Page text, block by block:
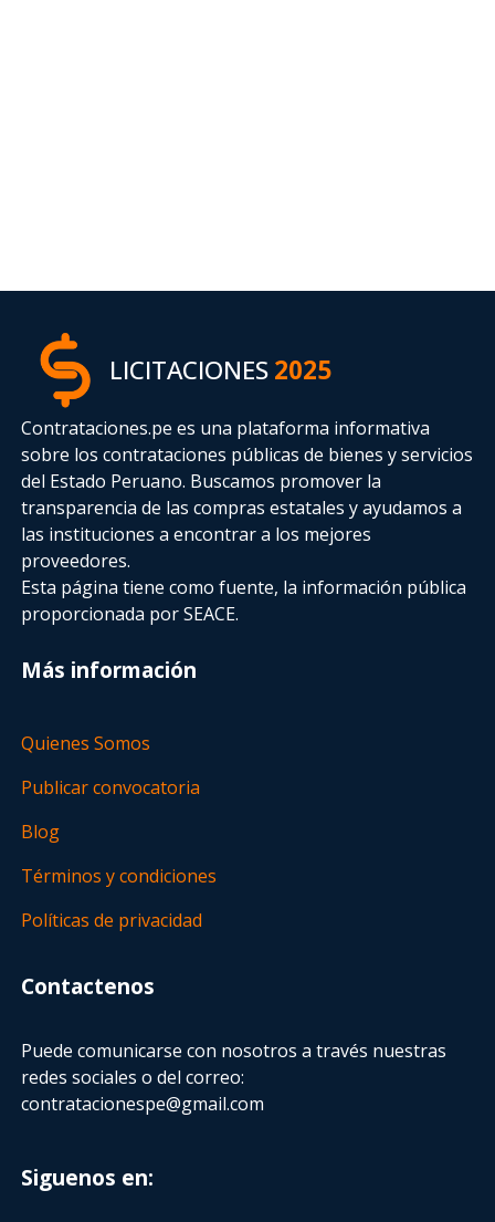
LICITACIONES2025
Contrataciones.pe es una plataforma informativa
sobre los contrataciones públicas de bienes y servicios
del Estado Peruano. Buscamos promover la
transparencia de las compras estatalesy ayudamos a
las instituciones a encontrar a los mejores
proveedores.
Esta página tiene como fuente, la información pública
proporcionada por SEACE.
Más información
Quienes Somos
Publicar convocatoria
Blog
Términos y condiciones
Políticas de privacidad
Contactenos
Puede comunicarse con nosotros a través nuestras
redes sociales o del correo:
contratacionespe@gmail.com
Siguenos en: